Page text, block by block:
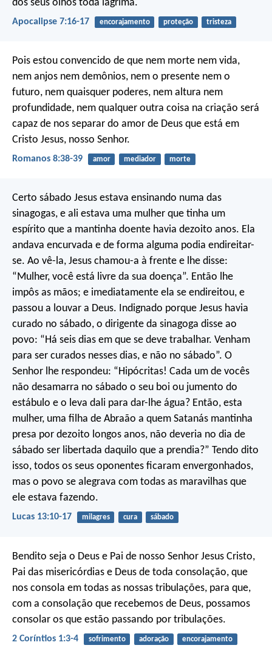
dos seus olhos toda lágrima.
Apocalipse 7:16-17 encorajamento proteção tristeza
Pois estou convencido de que nem morte nem vida,
nem anjos nem demônios, nem o presente nem o
futuro, nem quaisquer poderes, nem altura nem
profundidade, nem qualquer outra coisa na criação será
capaz de nos separar do amor de Deus que está em
Cristo Jesus, nosso Senhor.
Romanos 8:38-39 amor mediador morte
Certo sábado Jesus estava ensinando numa das
sinagogas, e ali estava uma mulher que tinha um
espírito que a mantinha doente havia dezoito anos. Ela
andava encurvada e de forma alguma podia endireitar-
se. Ao vê-la, Jesus chamou-a à frente e lhe disse:
“Mulher, você está livre da sua doença”. Então lhe
impôs as mãos; e imediatamente ela se endireitou, e
passou a louvar a Deus. Indignado porque Jesus havia
curado no sábado, o dirigente da sinagoga disse ao
povo: “Há seis dias em que se deve trabalhar. Venham
para ser curados nesses dias, e não no sábado”. O
Senhor lhe respondeu: “Hipócritas! Cada um de vocês
não desamarra no sábado o seu boi ou jumento do
estábulo e o leva dali para dar-lhe água? Então, esta
mulher, uma filha de Abraão a quem Satanás mantinha
presa por dezoito longos anos, não deveria no dia de
sábado ser libertada daquilo que a prendia?” Tendo dito
isso, todos os seus oponentes ficaram envergonhados,
mas o povo se alegrava com todas as maravilhas que
ele estava fazendo.
Lucas 13:10-17 milagres cura sábado
Bendito seja o Deus e Pai de nosso Senhor Jesus Cristo,
Pai das misericórdias e Deus de toda consolação, que
nos consola em todas as nossas tribulações, para que,
com a consolação que recebemos de Deus, possamos
consolar os que estão passando por tribulações.
2 Coríntios 1:3-4 sofrimento adoração encorajamento